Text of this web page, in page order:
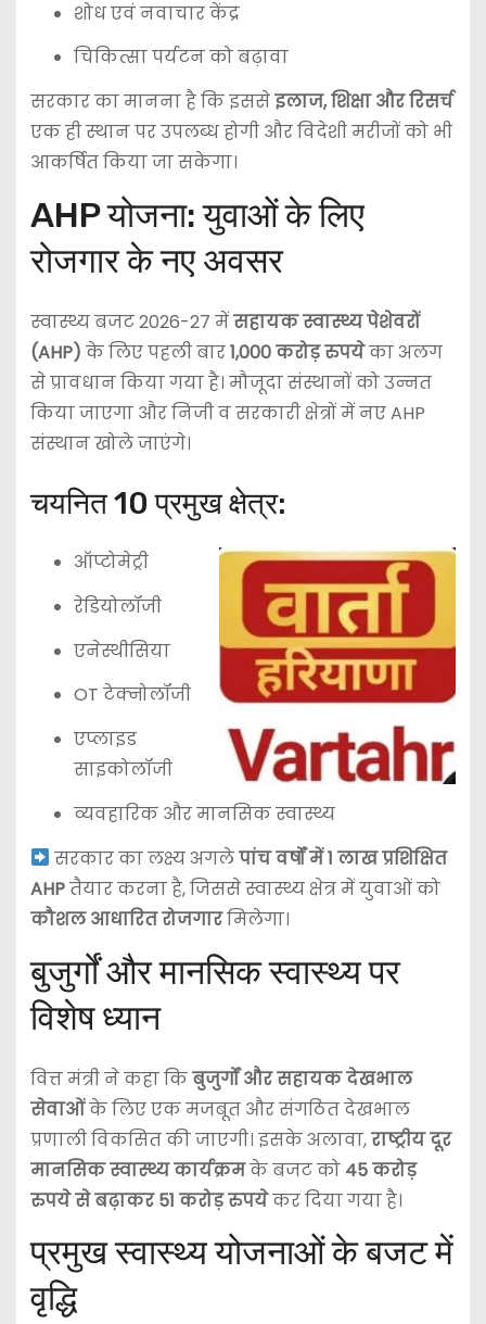
शोध एवं नवाचार केंद्र
चिकित्सा पर्यटन को बढ़ावा
सरकार का मानना है कि इससेइलाज, शिक्षा और रिसर्च
एक ही स्थान पर उपलब्ध होगी और विदेशी मरीजों को भी
आकर्षित किया जा सकेगा।
AHP योजना: युवाओं के लिए
रोजगार के नए अवसर
स्वास्थ्य बजट 2026-27 मेंसहायक स्वास्थ्य पेशेवरों
(AHP) के लिए पहली बार1,000 करोड़ रुपयेका अलग
से प्रावधान किया गया है। मौजूदा संस्थानों को उन्नत
किया जाएगा और निजी व सरकारी क्षेत्रों में नए AHP
संस्थान खोले जाएंगे।
चयनित 10 प्रमुख क्षेत्र:
ऑप्टोमेट्री
रेडियोलॉजी
एनेस्थीसिया
OT टेक्नोलॉजी
एप्लाइड
साइकोलॉजी
व्यवहारिक और मानसिक स्वास्थ्य
सरकार का लक्ष्य अगलेपांच वर्षों में 1 लाख प्रशिक्षित
AHPतैयार करना है, जिससे स्वास्थ्य क्षेत्र में युवाओं को
कौशल आधारित रोजगारमिलेगा।
बुजुर्गों और मानसिक स्वास्थ्य पर
विशेष ध्यान
वित्त मंत्री ने कहा किबुजुर्गों और सहायक देखभाल
सेवाओंके लिए एक मजबूत और संगठित देखभाल
प्रणाली विकसित की जाएगी। इसके अलावा,राष्ट्रीय दूर
मानसिक स्वास्थ्य कार्यक्रमके बजट को 45 करोड़
रुपये से बढ़ाकर 51 करोड़ रुपयेकर दिया गया है।
प्रमुख स्वास्थ्य योजनाओं के बजट में
वृद्धि